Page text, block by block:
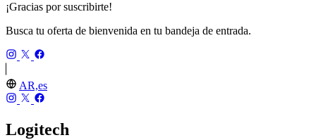
¡Gracias por suscribirte!
Busca tu oferta de bienvenida en tu bandeja de entrada.
AR,es
Logitech